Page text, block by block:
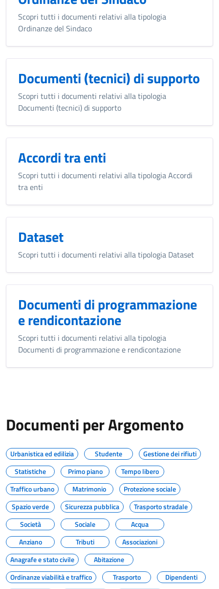
Scopri tutti i documenti relativi alla tipologia
Ordinanze del Sindaco
Documenti (tecnici) di supporto
Scopri tutti i documenti relativi alla tipologia
Documenti (tecnici) di supporto
Accordi tra enti
Scopri tutti i documenti relativi alla tipologia Accordi
tra enti
Dataset
Scopri tutti i documenti relativi alla tipologia Dataset
Documenti di programmazione
e rendicontazione
Scopri tutti i documenti relativi alla tipologia
Documenti di programmazione e rendicontazione
Documenti per Argomento
Urbanistica ed edilizia Studente
Gestione dei rifiuti
Statistiche
Primo piano
Tempo libero
Traffico urbano
Matrimonio
Protezione sociale
Spazio verde
Sicurezza pubblica
Trasporto stradale
Società
Sociale
Acqua
Anziano
Tributi
Associazioni
Anagrafe e stato civile
Abitazione
Ordinanze viabilità e traffico
Trasporto
Dipendenti